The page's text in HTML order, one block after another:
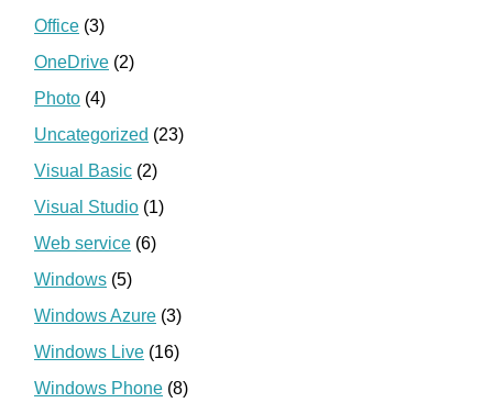
Office (3)
OneDrive (2)
Photo (4)
Uncategorized (23)
Visual Basic (2)
Visual Studio (1)
Web service (6)
Windows (5)
Windows Azure (3)
Windows Live (16)
Windows Phone (8)